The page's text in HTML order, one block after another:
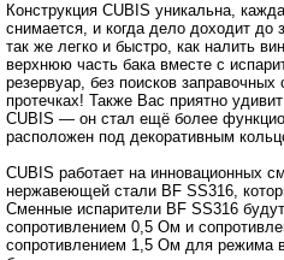
Конструкция CUBIS уникальна,
снимается, и когда дело доходит до
так же легко и быстро, как налить
верхнюю часть бака вместе с
резервуар, без поисков заправочных
протечках! Также Вас приятно
CUBIS ― он стал ещё более
расположен под декоративным
CUBIS работает на инновационных
нержавеющей стали BF SS316,
Сменные испарители BF SS316
сопротивлением 0,5 Ом и
сопротивлением 1,5 Ом для режима